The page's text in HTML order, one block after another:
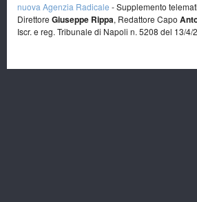
nuova Agenzia Radicale - Supplemento
Direttore Giuseppe Rippa, Redattore Capo
Iscr. e reg. Tribunale di Napoli n. 5208 del 13/